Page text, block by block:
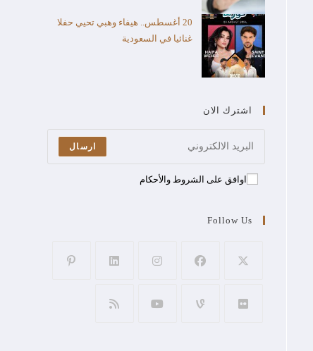
20 أغسطس.. هيفاء وهبي تحيي حفلا
غنائيا في السعودية
اشترك الان
ارسال
اوافق على الشروط والأحكام
Follow Us